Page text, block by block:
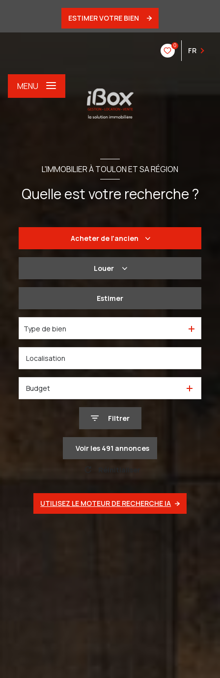
ESTIMER VOTRE BIEN
0
FR
MENU
L'IMMOBILIER À TOULON ET SA RÉGION
Quelle est votre recherche ?
Acheter de l'ancien
Du neuf
Louer
De l'immo pro
Estimer
Type de bien
Budget
Filtrer
Voir les 491 annonces
UTILISEZ LE MOTEUR DE RECHERCHE IA